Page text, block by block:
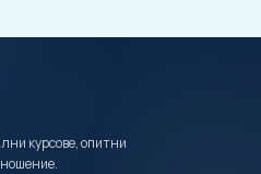
курсове, опитни